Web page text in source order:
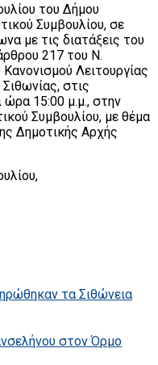
του Δήμου
Συμβουλίου, σε
με τις διατάξεις του
217 του Ν.
Λειτουργίας
στις
15:00 μ.μ., στην
Συμβουλίου, με θέμα
Δημοτικής Αρχής
τα Σιθώνεια
στον Όρμο